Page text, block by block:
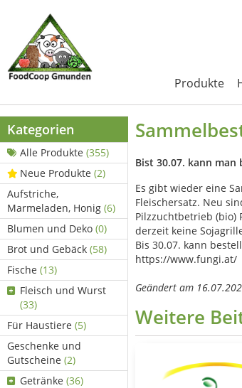
Produkte
Kategorien
Alle Produkte (355)
Neue Produkte (2)
Aufstriche,
Marmeladen, Honig (6)
Blumen und Deko (0)
Brot und Gebäck (58)
Fische (13)
Fleisch und Wurst
(33)
Für Haustiere (5)
Geschenke und
Gutscheine (2)
Getränke (36)
Bist 30.07. kann man
Es gibt wieder eine
Fleischersatz. Neu
Pilzzuchtbetrieb (bio)
derzeit keine
Bis 30.07. kann
https://www.fungi.at/
Geändert am
Weitere